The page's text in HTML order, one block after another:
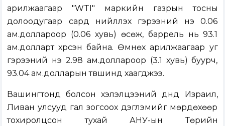
арилжаагаар "WTI" маркийн газрын тосны
долоодугаар сард нийлүүлэх гэрээний үнэ 0.06
ам.доллароор (0.06 хувь) өсөж, баррель нь 93.1
ам.долларт хүрсэн байна. Өмнөх арилжаагаар уг
гэрээний үнэ 2.98 ам.доллароор (3.1 хувь) буурч,
93.04 ам.долларын түвшинд хаагджээ.
Вашингтонд болсон хэлэлцээний дүнд Израил,
Ливан улсууд гал зогсоох дэглэмийг мөрдөхөөр
тохиролцсон тухай АНУ-ын Төрийн